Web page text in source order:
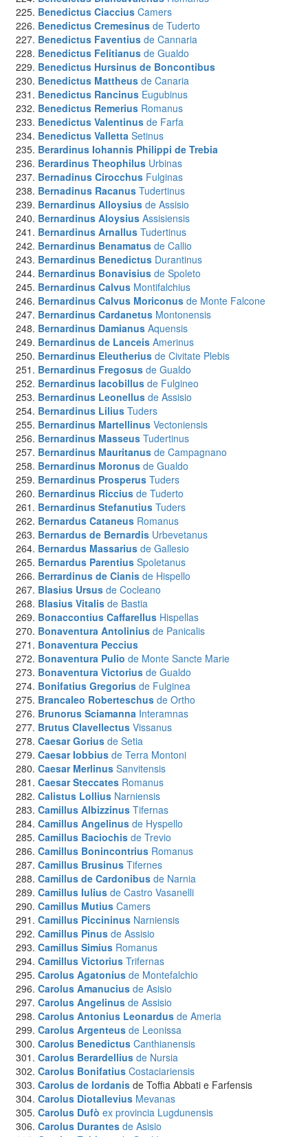
Benedictus Ciaccius Camers
Benedictus Cremesinus de Tuderto
Benedictus Faventius de Cannaria
Benedictus Felitianus de Gualdo
Benedictus Hursinus de Boncontibus
Benedictus Mattheus de Canaria
Benedictus Rancinus Eugubinus
Benedictus Remerius Romanus
Benedictus Valentinus de Farfa
Benedictus Valletta Setinus
Berardinus Iohannis Philippi de Trebia
Berardinus Theophilus Urbinas
Bernadinus Cirocchus Fulginas
Bernadinus Racanus Tudertinus
Bernardinus Alloysius de Assisio
Bernardinus Aloysius Assisiensis
Bernardinus Arnallus Tudertinus
Bernardinus Benamatus de Callio
Bernardinus Benedictus Durantinus
Bernardinus Bonavisius de Spoleto
Bernardinus Calvus Montifalchius
Bernardinus Calvus Moriconus de Monte Falcone
Bernardinus Cardanetus Montonensis
Bernardinus Damianus Aquensis
Bernardinus de Lanceis Amerinus
Bernardinus Eleutherius de Civitate Plebis
Bernardinus Fregosus de Gualdo
Bernardinus Iacobillus de Fulgineo
Bernardinus Leonellus de Assisio
Bernardinus Lilius Tuders
Bernardinus Martellinus Vectoniensis
Bernardinus Masseus Tudertinus
Bernardinus Mauritanus de Campagnano
Bernardinus Moronus de Gualdo
Bernardinus Prosperus Tuders
Bernardinus Riccius de Tuderto
Bernardinus Stefanutius Tuders
Bernardus Cataneus Romanus
Bernardus de Bernardis Urbevetanus
Bernardus Massarius de Gallesio
Bernardus Parentius Spoletanus
Berrardinus de Cianis de Hispello
Blasius Ursus de Cocleano
Blasius Vitalis de Bastia
Bonaccontius Caffarellus Hispellas
Bonaventura Antolinius de Panicalis
Bonaventura Peccius
Bonaventura Pulio de Monte Sancte Marie
Bonaventura Victorius de Gualdo
Bonifatius Gregorius de Fulginea
Brancaleo Roberteschus de Ortho
Brunorus Sciamanna Interamnas
Brutus Clavellectus Vissanus
Caesar Gorius de Setia
Caesar Iobbius de Terra Montoni
Caesar Merlinus Sanvitensis
Caesar Steccates Romanus
Calistus Lollius Narniensis
Camillus Albizzinus Tifernas
Camillus Angelinus de Hyspello
Camillus Baciochis de Trevio
Camillus Bonincontrius Romanus
Camillus Brusinus Tifernes
Camillus de Cardonibus de Narnia
Camillus Iulius de Castro Vasanelli
Camillus Mutius Camers
Camillus Piccininus Narniensis
Camillus Pinus de Assisio
Camillus Simius Romanus
Camillus Victorius Trifernas
Carolus Agatonius de Montefalchio
Carolus Amanucius de Asisio
Carolus Angelinus de Assisio
Carolus Antonius Leonardus de Ameria
Carolus Argenteus de Leonissa
Carolus Benedictus Canthianensis
Carolus Berardellius de Nursia
Carolus Bonifatius Costaciariensis
Carolus de Iordanis de Toffia Abbati e Farfensis
Carolus Diotallevius Mevanas
Carolus Dufò ex provincia Lugdunensis
Carolus Durantes de Asisio